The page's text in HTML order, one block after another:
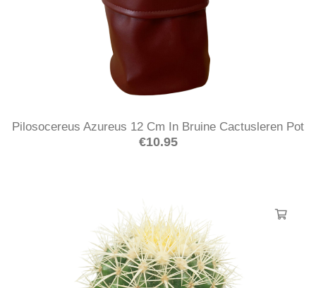
Pilosocereus Azureus 12 Cm In Bruine Cactusleren Pot
€10.95